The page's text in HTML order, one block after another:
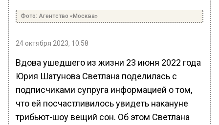
Фото: Агентство «Москва»
24 октября 2023, 10:58
Вдова ушедшего из жизни 23 июня 2022 года
Юрия Шатунова Светлана поделилась с
подписчиками супруга информацией о том,
что ей посчастливилось увидеть накануне
трибьют-шоу вещий сон. Об этом Светлана